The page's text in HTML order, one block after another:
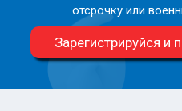
отсрочку или
Зарегистрируйся и